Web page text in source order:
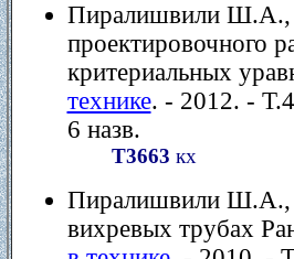
Пиралишвили
проектировочного
критериальных
технике. - 2012. -
6 назв.
Т3663 кх
Пиралишвили
вихревых трубах